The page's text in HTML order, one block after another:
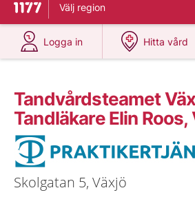
Till startsidan för 1177
Välj region
Logga in
på 1177.se
Hitta vård
på
Tandvårdsteamet
Tandläkare Elin Roos,
Skolgatan 5, Växjö